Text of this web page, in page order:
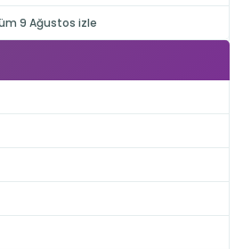
9 Ağustos izle